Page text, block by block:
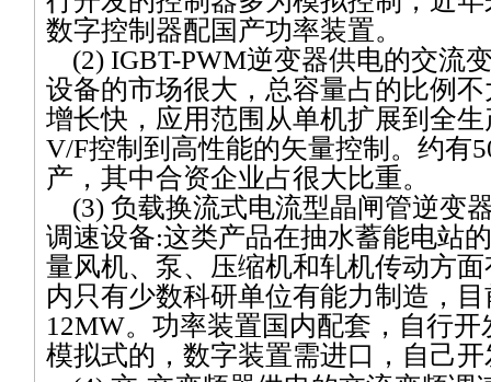
数字控制器配国产功率装置。
(2) IGBT-PWM逆变器供电的交流
设备的市场很大，总容量占的比例
增长快，应用范围从单机扩展到全
V/F控制到高性能的矢量控制。约有
产，其中合资企业占很大比重。
(3) 负载换流式电流型晶闸管逆变
调速设备:这类产品在抽水蓄能电站
量风机、泵、压缩机和轧机传动方
内只有少数科研单位有能力制造，
12MW。功率装置国内配套，自行
模拟式的，数字装置需进口，自己